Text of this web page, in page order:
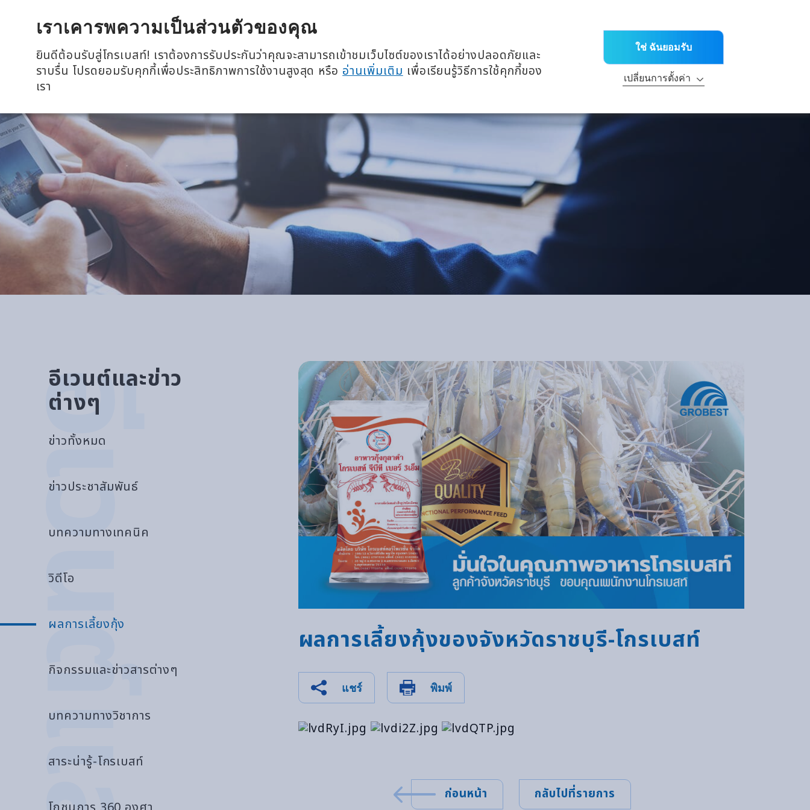
เราเคารพความเป็นส่วนตัวของคุณ
ยินดีต้อนรับสู่โกรเบสท์! เราต้องการรับประกันว่าคุณจะสามารถเข้าชมเว็บไซต์ของเราได้อย่างปลอดภัยและ
ราบรื่น โปรดยอมรับคุกกี้เพื่อประสิทธิภาพการใช้งานสูงสุด หรืออ่านเพิ่มเติมเพื่อเรียนรู้วิธีการใช้คุกกี้ของ
เรา
ใช่ ฉันยอมรับ
เปลี่ยนการตั้งค่า
全興國際水產股份有限公司
R&D
บริการด้านเทคนิค
ผลิตภัณฑ์
เกี่ยวกับเรา
อีเวนต์และข่าว
ต่างๆ
ข่าวทั้งหมด
ข่าวประชาสัมพันธ์
บทความทางเทคนิค
วิดีโอ
ผลการเลี้ยงกุ้ง
กิจกรรมและข่าวสารต่างๆ
บทความทางวิชาการ
สาระน่ารู้-โกรเบสท์
ผลการเลี้ยงกุ้งของจังหวัดราชบุรี-โกรเบสท์
แชร์ พิมพ์
ก่อนหน้า กลับไปที่รายการ